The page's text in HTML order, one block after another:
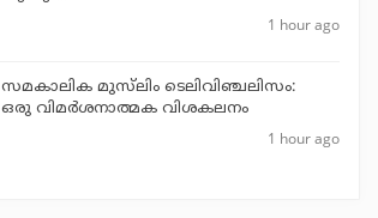
1 hour ago
സമകാലിക മുസ്‌ലിം ടെലിവിഞ്ചലിസം:
ഒരു വിമര്‍ശനാത്മക വിശകലനം
1 hour ago